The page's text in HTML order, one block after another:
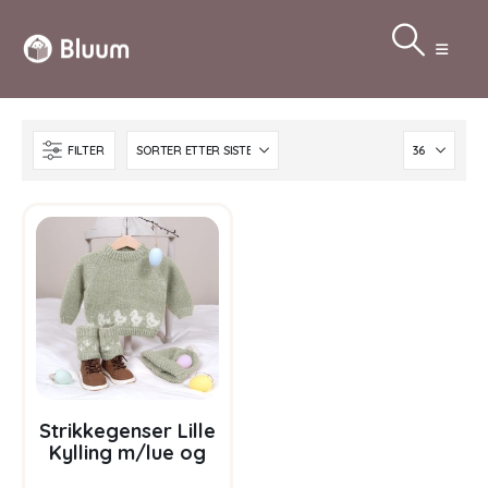
FILTER
Strikkegenser Lille
Kylling m/lue og